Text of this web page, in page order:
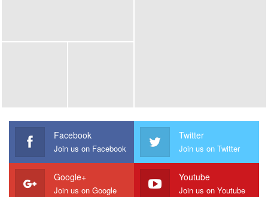
Facebook
Join us on Facebook
Twitter
Join us on Twitter
Google+
Join us on Google
Youtube
Join us on Youtube